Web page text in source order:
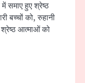
समाए हुए श्रेष्ठ
बच्चों को, रुहानी
आत्माओं को